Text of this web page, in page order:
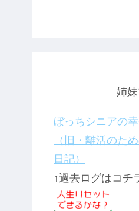
姉
ぼっちシニアの
（旧・離活のた
日記）
↑過去ログはコチ